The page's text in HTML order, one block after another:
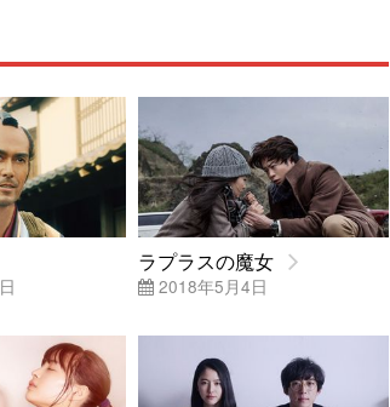
ラプラスの魔女
2018年5月4日